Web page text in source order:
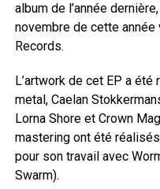
album de l’année
novembre de cette
Records.
L’artwork de cet EP a
metal, Caelan
Lorna Shore et Crown
mastering ont été
pour son travail avec
Swarm).